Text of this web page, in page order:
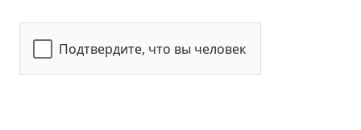
Подтвердите, что вы человек